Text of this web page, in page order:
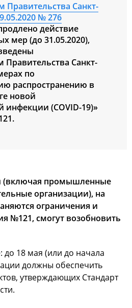
Правительства Санкт-
№ 276
действие
мер (до 31.05.2020),
Правительства Санкт-
по
распространению в
новой
инфекции (COVID-19)»
(включая промышленные
организации), на
ограничения и
№121, смогут возобновить
до 18 мая (или до начала
должны обеспечить
утверждающих Стандарт